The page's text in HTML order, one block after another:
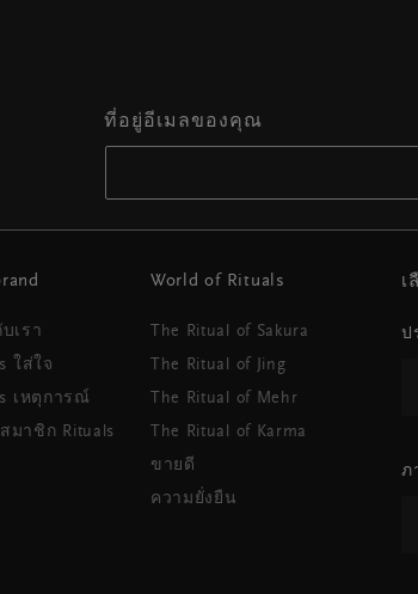
ที่อยู่อีเมลของคุณ
เรา
ใส่ใจ
เหตุการณ์
มาชิก Rituals
World of Rituals
The Ritual of Sakura
The Ritual of Jing
The Ritual of Mehr
The Ritual of Karma
ขายดี
ความยั่งยืน
เ
ป
ภ